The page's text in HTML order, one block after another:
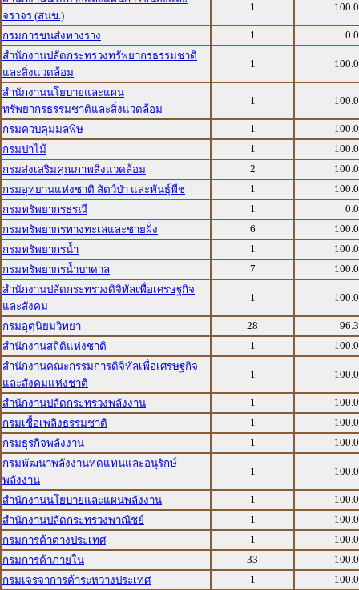
จราจร (สนข.)
1
กรมการขนส่งทางราง 1
สำนักงานปลัดกระทรวงทรัพยากรธรรมชาติ
และสิ่งแวดล้อม
1
สำนักงานนโยบายและแผน
ทรัพยากรธรรมชาติและสิ่งแวดล้อม
1
กรมควบคุมมลพิษ 1
กรมป่าไม้
1
กรมส่งเสริมคุณภาพสิ่งแวดล้อม
2
กรมอุทยานแห่งชาติ สัตว์ป่า และพันธุ์พืช
1
กรมทรัพยากรธรณี
1
กรมทรัพยากรทางทะเลและชายฝั่ง
6
กรมทรัพยากรน้ำ
1
กรมทรัพยากรน้ำบาดาล
7
สำนักงานปลัดกระทรวงดิจิทัลเพื่อเศรษฐกิจ
และสังคม
1
กรมอุตุนิยมวิทยา 28
สำนักงานสถิติแห่งชาติ
1
สำนักงานคณะกรรมการดิจิทัลเพื่อเศรษฐกิจ
และสังคมแห่งชาติ
1
สำนักงานปลัดกระทรวงพลังงาน 1
กรมเชื้อเพลิงธรรมชาติ
1
กรมธุรกิจพลังงาน
1
กรมพัฒนาพลังงานทดแทนและอนุรักษ์
พลังงาน
1
สำนักงานนโยบายและแผนพลังงาน 1
สำนักงานปลัดกระทรวงพาณิชย์
1
กรมการค้าต่างประเทศ
1
กรมการค้าภายใน
33
กรมเจรจาการค้าระหว่างประเทศ
1